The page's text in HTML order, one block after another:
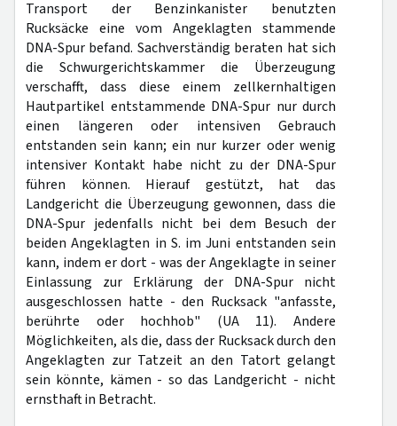
Transport der Benzinkanister benutzten
Rucksäcke eine vom Angeklagten stammende
DNA-Spur befand. Sachverständig beraten hat sich
die Schwurgerichtskammer die Überzeugung
verschafft, dass diese einem zellkernhaltigen
Hautpartikel entstammende DNA-Spur nur durch
einen längeren oder intensiven Gebrauch
entstanden sein kann; ein nur kurzer oder wenig
intensiver Kontakt habe nicht zu der DNA-Spur
führen können. Hierauf gestützt, hat das
Landgericht die Überzeugung gewonnen, dass die
DNA-Spur jedenfalls nicht bei dem Besuch der
beiden Angeklagten in S. im Juni entstanden sein
kann, indem er dort - was der Angeklagte in seiner
Einlassung zur Erklärung der DNA-Spur nicht
ausgeschlossen hatte - den Rucksack "anfasste,
berührte oder hochhob" (UA 11). Andere
Möglichkeiten, als die, dass der Rucksack durch den
Angeklagten zur Tatzeit an den Tatort gelangt
sein könnte, kämen - so das Landgericht - nicht
ernsthaft in Betracht.